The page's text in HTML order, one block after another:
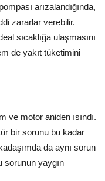
arızalandığında,
zararlar verebilir.
sıcaklığa ulaşmasını
de yakıt tüketimini
ve motor aniden ısındı.
bir sorunu bu kadar
da aynı sorun
sorunun yaygın